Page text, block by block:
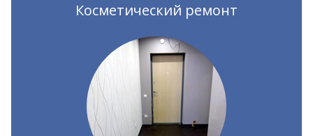
Косметический ремонт